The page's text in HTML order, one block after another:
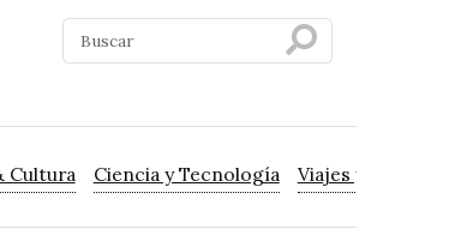
Cultura Ciencia y Tecnología Viajes y Turismo